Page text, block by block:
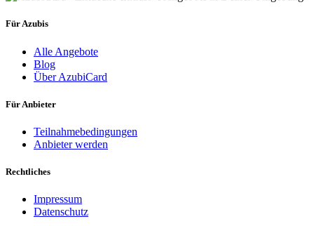
Für Azubis
Alle Angebote
Blog
Über AzubiCard
Für Anbieter
Teilnahmebedingungen
Anbieter werden
Rechtliches
Impressum
Datenschutz